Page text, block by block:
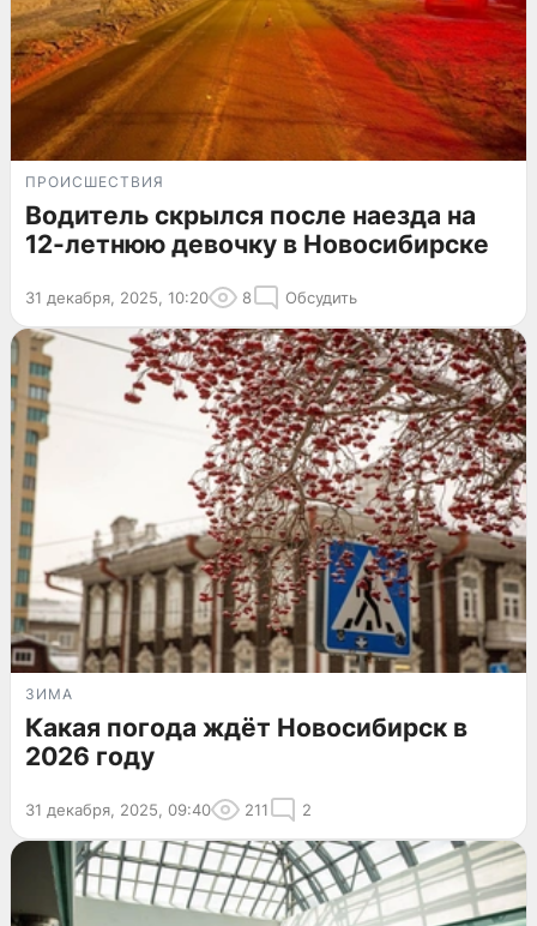
ПРОИСШЕСТВИЯ
Водитель скрылся после наезда на
12-летнюю девочку в Новосибирске
31 декабря, 2025, 10:20 8 Обсудить
ЗИМА
Какая погода ждёт Новосибирск в
2026 году
31 декабря, 2025, 09:40 211 2